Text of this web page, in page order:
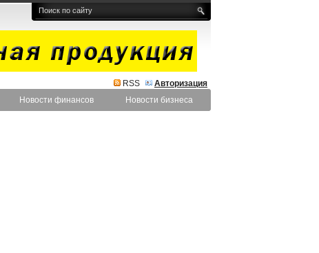
RSS
Авторизация
Новости финансов Новости бизнеса